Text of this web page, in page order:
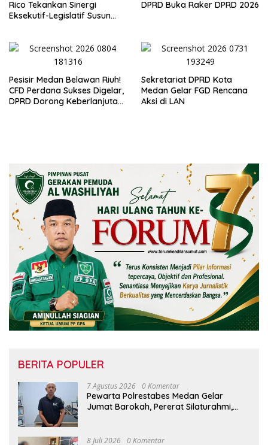
Rico Tekankan Sinergi
Eksekutif-Legislatif Susun
DPRD Buka Raker DPRD 2026
Pesisir Medan Belawan Riuh!
CFD Perdana Sukses Digelar,
DPRD Dorong Keberlanjutan
Sekretariat DPRD Kota
Medan Gelar FGD Rencana
Aksi di LAN
BERITA POPULER
7 Agustus 2026 0 Komentar
Pewarta Polrestabes Medan Gelar
Jumat Barokah, Pererat Silaturahmi,
8 Juli 2026 0 Komentar